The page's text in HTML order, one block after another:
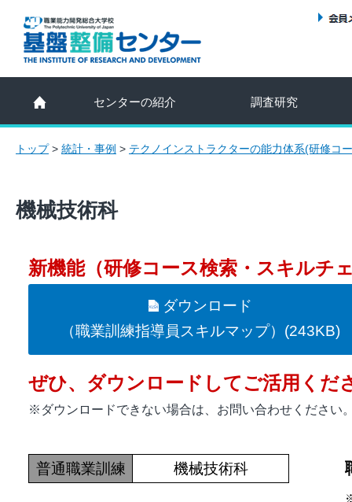
センターの紹介 調査研究
トップ> 統計・事例 > テクノインストラクターの能力体系(研修コ
機械技術科
新機能（研修コース検索・スキルチ
ダウンロード
（職業訓練指導員スキルマップ）(243KB)
ぜひ、ダウンロードしてご活用くだ
※ダウンロードできない場合は、お問い合わせください
普通職業訓練 機械技術科